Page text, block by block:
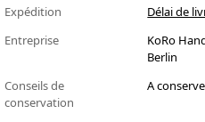
Expédition
Délai de
Entreprise
KoRo
Berlin
Conseils de
conservation
A